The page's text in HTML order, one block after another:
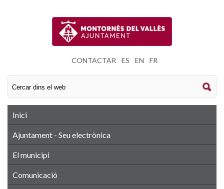
CONTACTAR ES EN FR
Inici
Ajuntament - Seu electrònica
El municipi
Comunicació